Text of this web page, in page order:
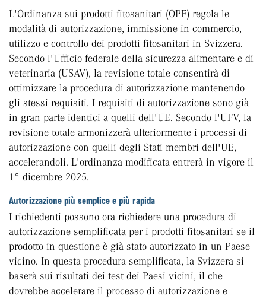
L'Ordinanza sui prodotti fitosanitari (OPF) regola le
modalità di autorizzazione, immissione in commercio,
utilizzo e controllo dei prodotti fitosanitari in Svizzera.
Secondo l'Ufficio federale della sicurezza alimentare e di
veterinaria (USAV), la revisione totale consentirà di
ottimizzare la procedura di autorizzazione mantenendo
gli stessi requisiti. I requisiti di autorizzazione sono già
in gran parte identici a quelli dell'UE. Secondo l'UFV, la
revisione totale armonizzerà ulteriormente i processi di
autorizzazione con quelli degli Stati membri dell'UE,
accelerandoli. L'ordinanza modificata entrerà in vigore il
1° dicembre 2025.
Autorizzazione più semplice e più rapida
I richiedenti possono ora richiedere una procedura di
autorizzazione semplificata per i prodotti fitosanitari se il
prodotto in questione è già stato autorizzato in un Paese
vicino. In questa procedura semplificata, la Svizzera si
baserà sui risultati dei test dei Paesi vicini, il che
dovrebbe accelerare il processo di autorizzazione e